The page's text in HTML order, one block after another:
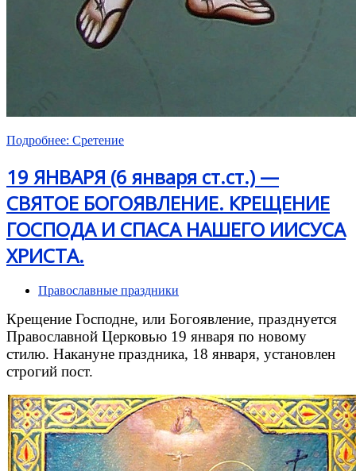
Подробнее: Сретение
19 ЯНВАРЯ (6 января ст.ст.) —
СВЯТОЕ БОГОЯВЛЕНИЕ. КРЕЩЕНИЕ
ГОСПОДА И СПАСА НАШЕГО ИИСУСА
ХРИСТА.
Православные праздники
Крещение Господне, или Богоявление, празднуется
Православной Церковью 19 января по новому
стилю. Накануне праздника, 18 января, установлен
строгий пост.